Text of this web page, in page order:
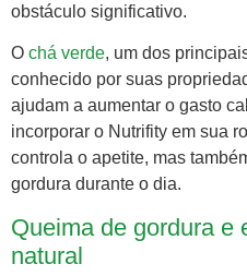
obstáculo significativo.
O chá verde, um dos
conhecido por suas
ajudam a aumentar o gasto
incorporar o Nutrifity em sua
controla o apetite, mas
gordura durante o dia.
Queima de gordura e
natural